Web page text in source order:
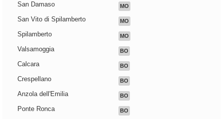
San Damaso MO
San Vito di Spilamberto MO
Spilamberto MO
Valsamoggia BO
Calcara BO
Crespellano BO
Anzola dell'Emilia BO
Ponte Ronca BO